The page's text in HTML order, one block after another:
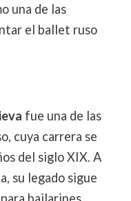
una de las
el ballet ruso
fue una de las
cuya carrera se
del siglo XIX. A
su legado sigue